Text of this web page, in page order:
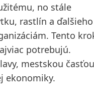
no stále
rastlín a ďalšieho
Tento
potrebujú.
mestskou časťou
ekonomiky.